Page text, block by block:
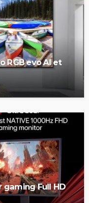
RGB evo AI et
gaming Full HD